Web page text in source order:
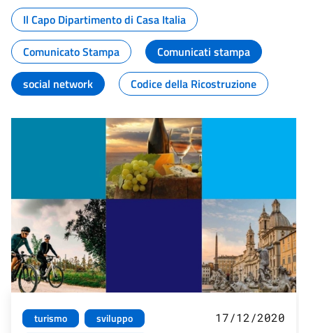
Il Capo Dipartimento di Casa Italia
Comunicato Stampa
Comunicati stampa
social network
Codice della Ricostruzione
turismo
sviluppo
17/12/2020